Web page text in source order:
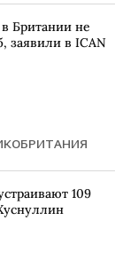
Британии не
заявили в ICAN
109